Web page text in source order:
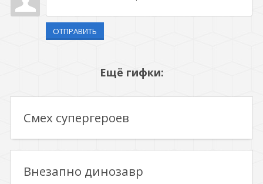
ОТПРАВИТЬ
Ещё гифки:
Смех супергероев
Внезапно динозавр